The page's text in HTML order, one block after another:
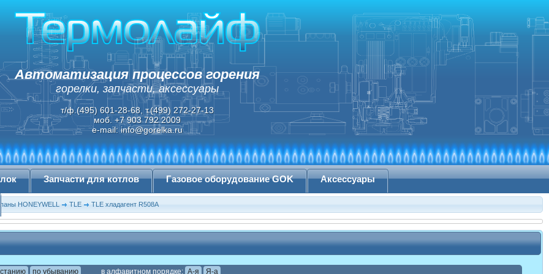
Автоматизация процессов горения
горелки, запчасти, аксессуары
т/ф.(495) 601-28-68, т.(499) 272-27-13
моб. +7 903 792 2009
e-mail:info@gorelka.ru
Запчасти для котлов Газовое оборудование GOK Аксессуары
HONEYWELL TLE TLE хладагент R508A
по убыванию в алфавитном порядке: А-я Я-а